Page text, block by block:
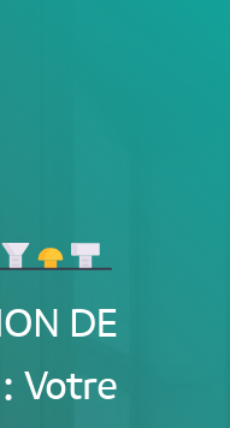
DE
Votre